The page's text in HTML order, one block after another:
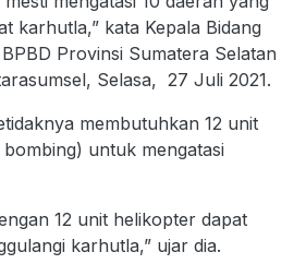
karhutla,” kata Kepala Bidang
Provinsi Sumatera Selatan
Selasa, 27 Juli 2021.
membutuhkan 12 unit
untuk mengatasi
12 unit helikopter dapat
karhutla,” ujar dia.